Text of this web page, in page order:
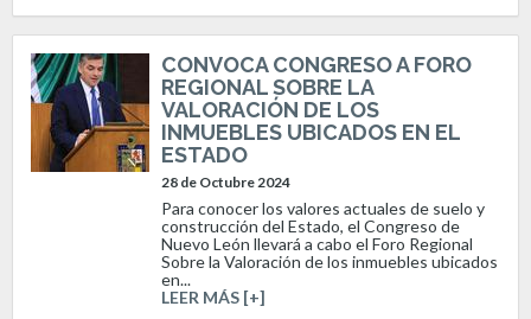
CONVOCA CONGRESO A FORO
REGIONAL SOBRE LA
VALORACIÓN DE LOS
INMUEBLES UBICADOS EN EL
ESTADO
28 de Octubre 2024
Para conocer los valores actuales de suelo y
construcción del Estado, el Congreso de
Nuevo León llevará a cabo el Foro Regional
Sobre la Valoración de los inmuebles ubicados
en...
LEER MÁS [+]